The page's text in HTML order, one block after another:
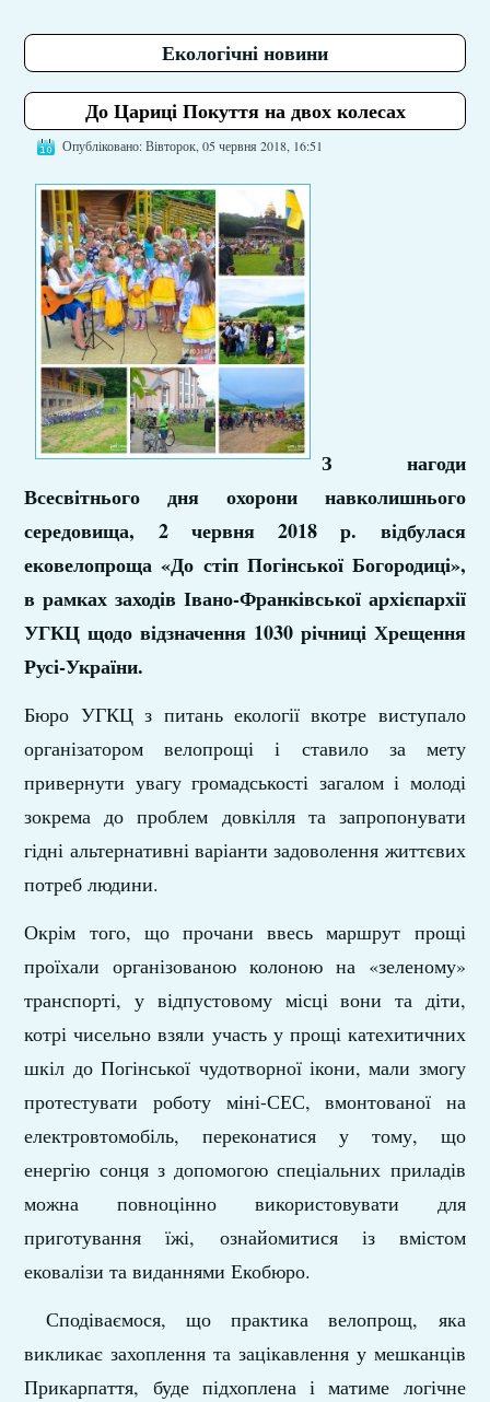
Екологічні новини
До Цариці Покуття на двох колесах
Опубліковано: Вівторок, 05 червня 2018, 16:51
З нагоди
Всесвітнього дня охорони навколишнього
середовища, 2 червня 2018 р. відбулася
ековелопроща «До стіп Погінської Богородиці»,
в рамках заходів Івано-Франківської архієпархії
УГКЦ щодо відзначення 1030 річниці Хрещення
Русі-України.
Бюро УГКЦ з питань екології вкотре виступало
організатором велопрощі і ставило за мету
привернути увагу громадськості загалом і молоді
зокрема до проблем довкілля та запропонувати
гідні альтернативні варіанти задоволення життєвих
потреб людини.
Окрім того, що прочани ввесь маршрут прощі
проїхали організованою колоною на «зеленому»
транспорті, у відпустовому місці вони та діти,
котрі чисельно взяли участь у прощі катехитичних
шкіл до Погінської чудотворної ікони, мали змогу
протестувати роботу міні-СЕС, вмонтованої на
електровтомобіль, переконатися у тому, що
енергію сонця з допомогою спеціальних приладів
можна повноцінно використовувати для
приготування їжі, ознайомитися із вмістом
ековалізи та виданнями Екобюро.
Сподіваємося, що практика велопрощ, яка
викликає захоплення та зацікавлення у мешканців
Прикарпаття, буде підхоплена і матиме логічне